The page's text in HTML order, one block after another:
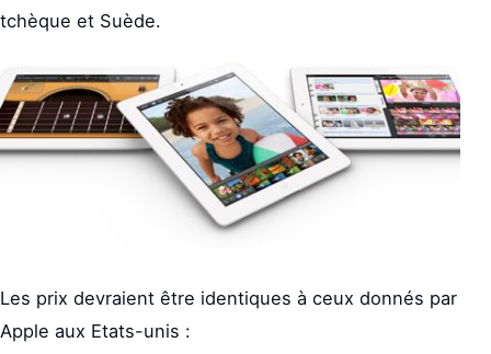
tchèque et Suède.
Les prix devraient être identiques à ceux donnés par
Apple aux Etats-unis :